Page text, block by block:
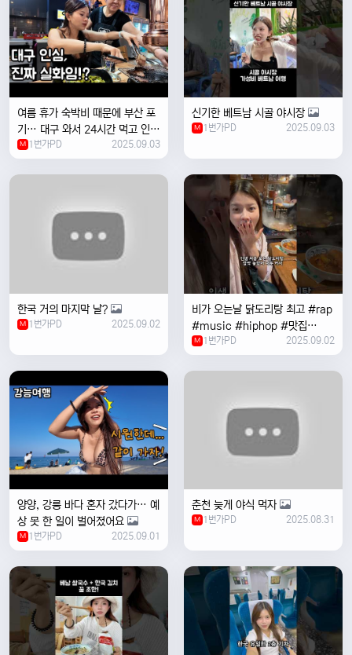
여름 휴가 숙박비 때문에 부산 포
기… 대구 와서 24시간 먹고 인생
위로받았습니다
M 1번가PD 2025.09.03
신기한 베트남 시골 야시장
M 1번가PD 2025.09.03
한국 거의 마지막 날?
M 1번가PD 2025.09.02
비가 오는날 ￼닭도리탕 최고 #rap
#music #hiphop #맛집
#travel #여행 #food ￼
M 1번가PD 2025.09.02
양양, 강릉 바다 혼자 갔다가… 예
상 못 한 일이 벌어졌어요
M 1번가PD 2025.09.01
춘천 늦게 야식 먹자
M 1번가PD 2025.08.31